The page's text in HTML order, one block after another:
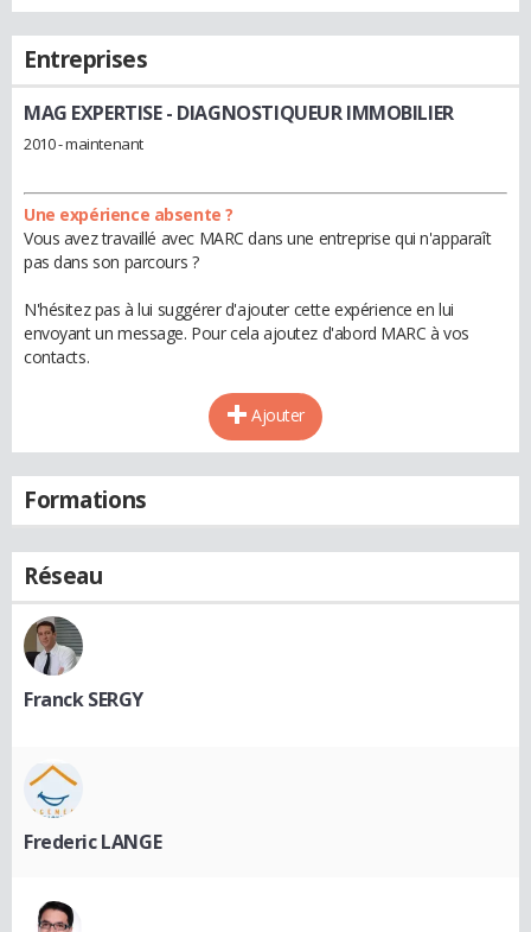
Entreprises
MAG EXPERTISE- DIAGNOSTIQUEUR IMMOBILIER
2010 - maintenant
Une expérience absente ?
Vous avez travaillé avec MARC dans une entreprise qui n'apparaît
pas dans son parcours ?
N'hésitez pas à lui suggérer d'ajouter cette expérience en lui
envoyant un message. Pour cela ajoutez d'abord MARC à vos
contacts.
Ajouter
Formations
Réseau
Franck SERGY
Frederic LANGE